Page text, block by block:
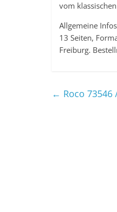
vom
Allgemeine
13 Seiten,
Freiburg.
← Roco 73546